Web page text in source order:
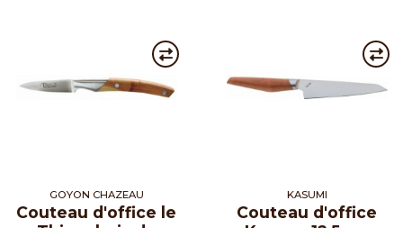
GOYON CHAZEAU
Couteau d'office le
KASUMI
Couteau d'office